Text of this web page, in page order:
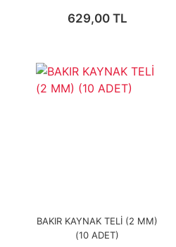
629,00 TL
BAKIR KAYNAK TELİ (2 MM)
(10 ADET)